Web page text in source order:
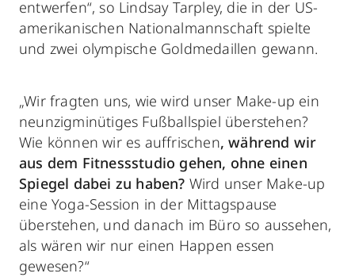
entwerfen“, so Lindsay Tarpley, die in der US-
amerikanischen Nationalmannschaft spielte
und zwei olympische Goldmedaillen gewann.
„Wir fragten uns, wie wird unser Make-up ein
neunzigminütiges Fußballspiel überstehen?
Wie können wir es auffrischen, während wir
aus dem Fitnessstudio gehen, ohne einen
Spiegel dabei zu haben? Wird unser Make-up
eine Yoga-Session in der Mittagspause
überstehen, und danach im Büro so aussehen,
als wären wir nur einen Happen essen
gewesen?“